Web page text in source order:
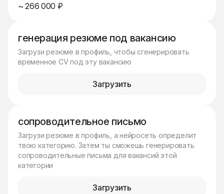
генерация резюме под вакансию
Загрузи резюме в профиль, чтобы сгенерировать
временное CV под эту вакансию
Загрузить
сопроводительное письмо
Загрузи резюме в профиль, а нейросеть определит
твою категорию. Затем ты сможешь генерировать
сопроводительные письма для вакансий этой
категории
Загрузить
~ 266 000 ₽